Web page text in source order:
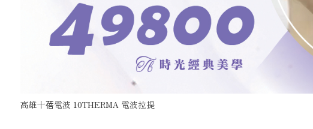
高雄十蓓電波 10THERMA 電波拉提